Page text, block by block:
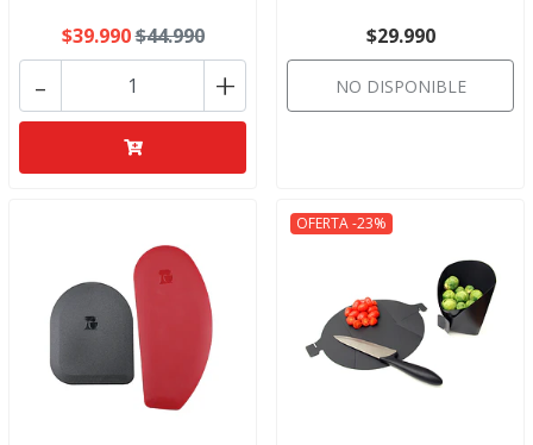
$39.990$44.990
+
-
$29.990
NO DISPONIBLE
OFERTA -23%